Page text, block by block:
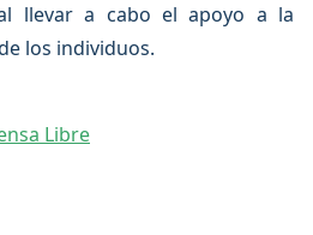
llevar a cabo el apoyo a la
los individuos.
Libre